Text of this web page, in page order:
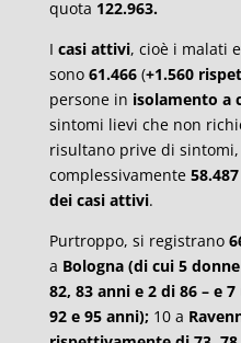
quota 122.963.
I casi attivi, cioè i malati
sono 61.466 (+1.560
persone in isolamento a
sintomi lievi che non
risultano prive di sintomi,
complessivamente
dei casi attivi.
Purtroppo, si registrano
a Bologna (di cui 5
82, 83 anni e 2 di 86 – e
92 e 95 anni); 10 a